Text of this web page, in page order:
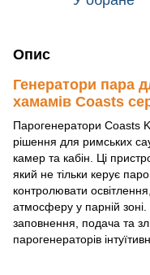
Опис
Генератори пара
хамамів Coasts
Парогенератори Coasts
рішення для римських
камер та кабін. Ці
який не тільки керує
контролювати
атмосферу у парній зоні.
заповнення, подача та
парогенераторів